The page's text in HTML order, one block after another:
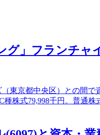
グ」フランチ
東京都中央区）との間
株式79,998千円。普通